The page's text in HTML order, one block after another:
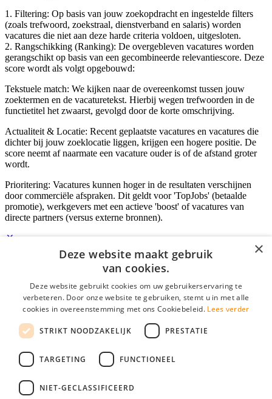
1. Filtering: Op basis van jouw zoekopdracht en ingestelde filters
(zoals trefwoord, zoekstraal, dienstverband en salaris) worden
vacatures die niet aan deze harde criteria voldoen, uitgesloten.
2. Rangschikking (Ranking): De overgebleven vacatures worden
gerangschikt op basis van een gecombineerde relevantiescore. Deze
score wordt als volgt opgebouwd:
Tekstuele match: We kijken naar de overeenkomst tussen jouw
zoektermen en de vacaturetekst. Hierbij wegen trefwoorden in de
functietitel het zwaarst, gevolgd door de korte omschrijving.
Actualiteit & Locatie: Recent geplaatste vacatures en vacatures die
dichter bij jouw zoeklocatie liggen, krijgen een hogere positie. De
score neemt af naarmate een vacature ouder is of de afstand groter
wordt.
Prioritering: Vacatures kunnen hoger in de resultaten verschijnen
door commerciële afspraken. Dit geldt voor 'TopJobs' (betaalde
promotie), werkgevers met een actieve 'boost' of vacatures van
directe partners (versus externe bronnen).
Inloggen als bedrijf
E-mail*
Wachtwoord
login gegevens onthouden
login
Bedrijf aanmelden
×
Deze website maakt gebruik
van cookies.
Deze website gebruikt cookies om uw gebruikerservaring te
verbeteren. Door onze website te gebruiken, stemt u in met alle
cookies in overeenstemming met ons Cookiebeleid. Lees verder
STRIKT NOODZAKELIJK PRESTATIE
TARGETING FUNCTIONEEL
NIET-GECLASSIFICEERD